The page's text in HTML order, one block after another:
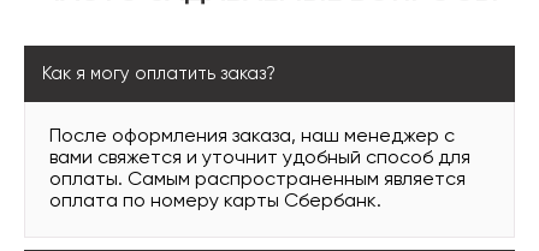
Как я могу оплатить заказ?
После оформления заказа, наш менеджер с
вами свяжется и уточнит удобный способ для
оплаты. Самым распространенным является
оплата по номеру карты Сбербанк.